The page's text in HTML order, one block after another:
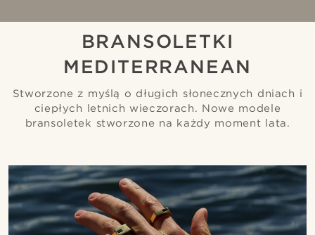
BRANSOLETKI
MEDITERRANEAN
Stworzone z myślą o długich słonecznych dniach i
ciepłych letnich wieczorach. Nowe modele
bransoletek stworzone na każdy moment lata.